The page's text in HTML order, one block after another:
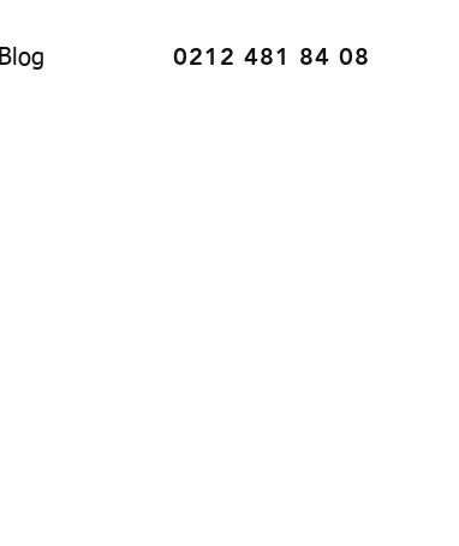
Blog 0212 481 84 08